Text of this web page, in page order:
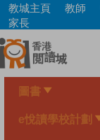
Skip
main
content
教城主頁 教師
家長
圖書
e悅讀學校計劃